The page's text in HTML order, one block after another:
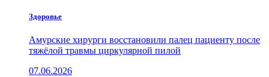
Здоровье
Амурские хирурги восстановили палец пациенту после
тяжёлой травмы циркулярной пилой
07.06.2026